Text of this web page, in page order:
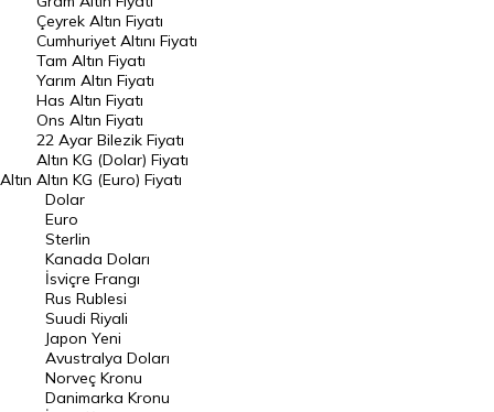
Raporlar
Endeksler
DÖVİZ
Döviz Kuru
Dolar Kuru
Euro Kuru
Pound Kuru
Frank Kuru
Riyal Kuru
Avustralya Doları
Danimarka Kronu Kuru
Kanada Doları Kuru
Altın
Çeyrek Altın Fiyatı
Cumhuriyet Altını Fiyatı
Tam Altın Fiyatı
Yarım Altın Fiyatı
Has Altın Fiyatı
Ons Altın Fiyatı
22 Ayar Bilezik Fiyatı
Altın KG (Dolar) Fiyatı
Altın KG (Euro) Fiyatı
Dolar
Euro
Sterlin
Kanada Doları
İsviçre Frangı
Rus Rublesi
Suudi Riyali
Japon Yeni
Avustralya Doları
Norveç Kronu
Danimarka Kronu